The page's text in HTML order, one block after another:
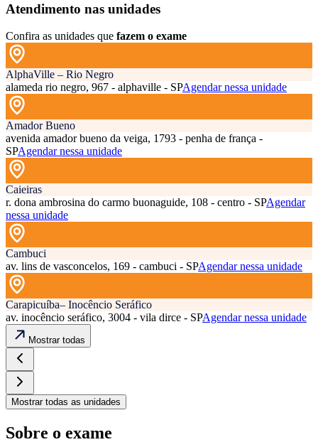
Atendimento nas unidades
Confira as unidades que fazem o exame
AlphaVille – Rio Negro
alameda rio negro, 967 - alphaville - SPAgendar nessa unidade
Amador Bueno
avenida amador bueno da veiga, 1793 - penha de frança -
SPAgendar nessa unidade
Caieiras
r. dona ambrosina do carmo buonaguide, 108 - centro - SPAgendar
nessa unidade
Cambuci
av. lins de vasconcelos, 169 - cambuci - SPAgendar nessa unidade
Carapicuíba– Inocêncio Seráfico
av. inocêncio seráfico, 3004 - vila dirce - SPAgendar nessa unidade
Mostrar todas
Mostrar todas as unidades
Sobre o exame